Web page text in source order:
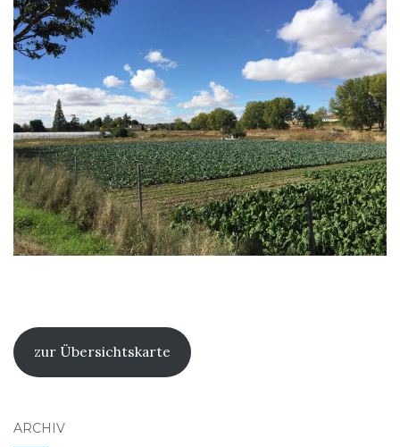
zur Übersichtskarte
ARCHIV